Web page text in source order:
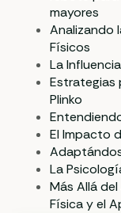
mayores
Analizando
Físicos
La
Estrategias
Plinko
El Impacto
La
Más Allá
Física y el